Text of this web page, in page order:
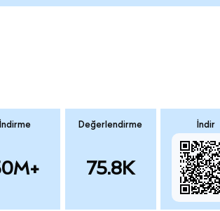
İndirme Değerlendirme
75.8K
İndir